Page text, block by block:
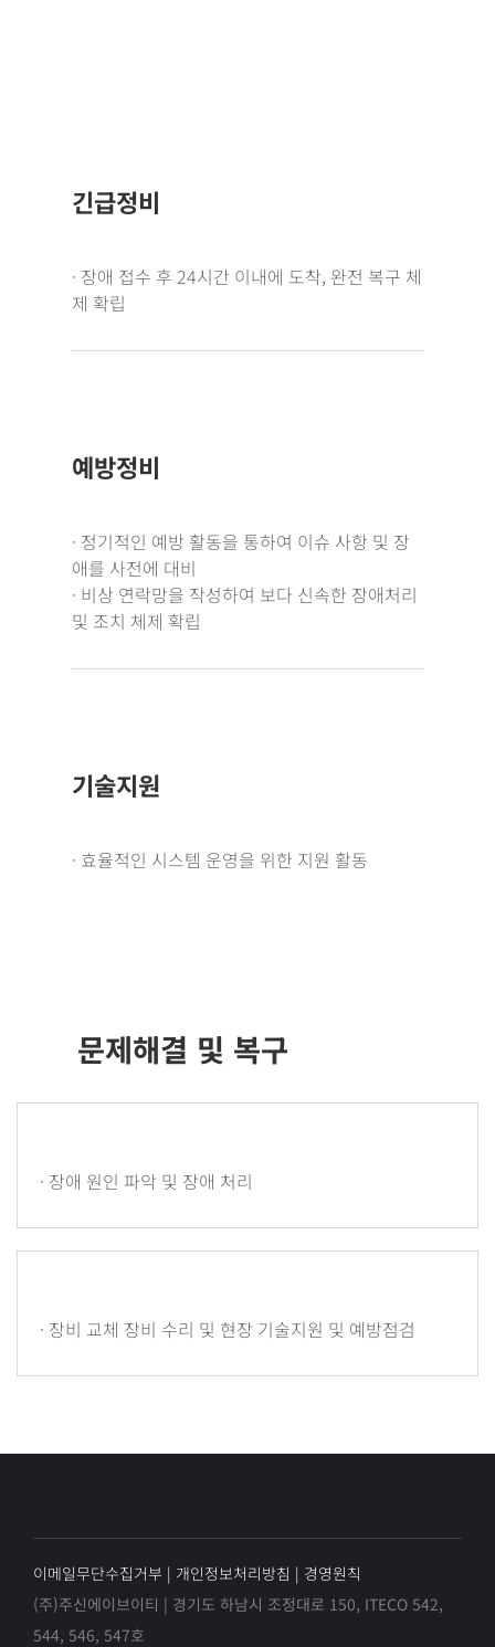
긴급정비
· 장애 접수 후 24시간 이내에 도착, 완전 복구 체
제 확립
예방정비
· 정기적인 예방 활동을 통하여 이슈 사항 및 장
애를 사전에 대비
· 비상 연락망을 작성하여 보다 신속한 장애처리
및 조치 체제 확립
기술지원
· 효율적인 시스템 운영을 위한 지원 활동
문제해결 및 복구
· 장애 원인 파악 및 장애 처리
· 장비 교체 장비 수리 및 현장 기술지원 및 예방점검
이메일무단수집거부 | 개인정보처리방침 | 경영원칙
(주)주신에이브이티 | 경기도 하남시 조정대로 150, ITECO 542,
544, 546, 547호